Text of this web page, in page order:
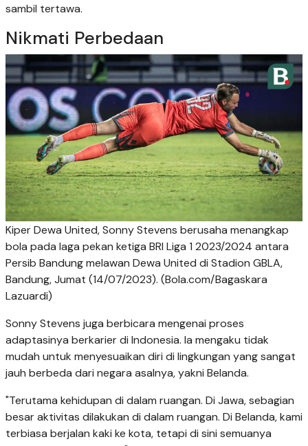
sambil tertawa.
Nikmati Perbedaan
Kiper Dewa United, Sonny Stevens berusaha menangkap
bola pada laga pekan ketiga BRI Liga 1 2023/2024 antara
Persib Bandung melawan Dewa United di Stadion GBLA,
Bandung, Jumat (14/07/2023). (Bola.com/Bagaskara
Lazuardi)
Sonny Stevens juga berbicara mengenai proses
adaptasinya berkarier di Indonesia. Ia mengaku tidak
mudah untuk menyesuaikan diri di lingkungan yang sangat
jauh berbeda dari negara asalnya, yakni Belanda.
"Terutama kehidupan di dalam ruangan. Di Jawa, sebagian
besar aktivitas dilakukan di dalam ruangan. Di Belanda, kami
terbiasa berjalan kaki ke kota, tetapi di sini semuanya